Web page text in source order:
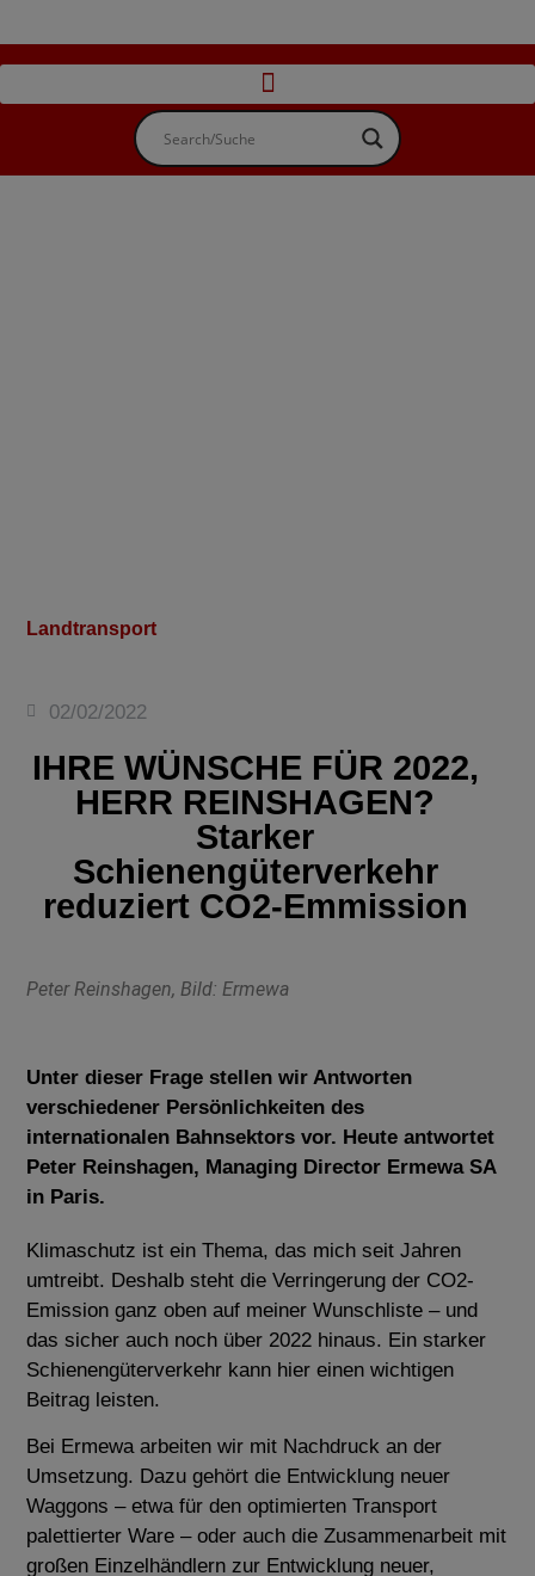
Landtransport
02/02/2022
IHRE WÜNSCHE FÜR 2022,
HERR REINSHAGEN?
Starker
Schienengüterverkehr
reduziert CO2-Emmission
Peter Reinshagen, Bild: Ermewa
Unter dieser Frage stellen wir Antworten
verschiedener Persönlichkeiten des
internationalen Bahnsektors vor. Heute antwortet
Peter Reinshagen, Managing Director Ermewa SA
in Paris.
Klimaschutz ist ein Thema, das mich seit Jahren
umtreibt. Deshalb steht die Verringerung der CO2-
Emission ganz oben auf meiner Wunschliste – und
das sicher auch noch über 2022 hinaus. Ein starker
Schienengüterverkehr kann hier einen wichtigen
Beitrag leisten.
Bei Ermewa arbeiten wir mit Nachdruck an der
Umsetzung. Dazu gehört die Entwicklung neuer
Waggons – etwa für den optimierten Transport
palettierter Ware – oder auch die Zusammenarbeit mit
großen Einzelhändlern zur Entwicklung neuer,